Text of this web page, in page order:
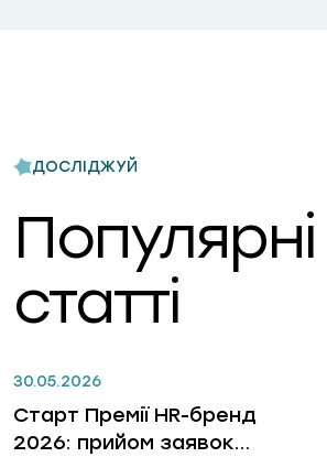
ДОСЛІДЖУЙ
Популярні
статті
30.05.2026
Старт Премії HR-бренд
2026: прийом заявок